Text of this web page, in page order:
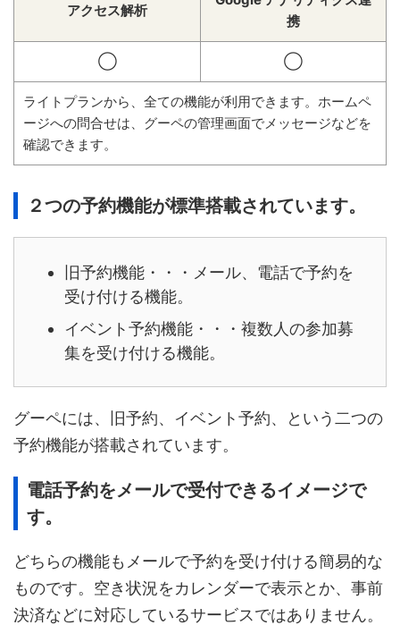
アクセス解析
携
◯ ◯
ライトプランから、全ての機能が利用できます。ホームペ
ージへの問合せは、グーペの管理画面でメッセージなどを
確認できます。
２つの予約機能が標準搭載されています。
旧予約機能・・・メール、電話で予約を
受け付ける機能。
イベント予約機能・・・複数人の参加募
集を受け付ける機能。
グーペには、旧予約、イベント予約、という二つの
予約機能が搭載されています。
電話予約をメールで受付できるイメージで
す。
どちらの機能もメールで予約を受け付ける簡易的な
ものです。空き状況をカレンダーで表示とか、事前
決済などに対応しているサービスではありません。